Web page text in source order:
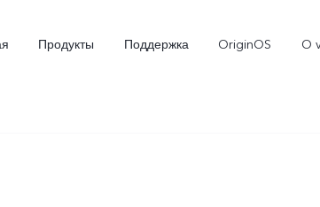
Продукты Поддержка OriginOS O